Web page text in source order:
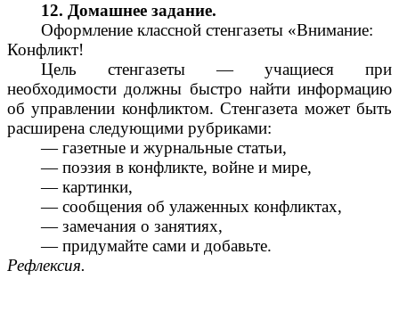
12. Домашнее задание.
Оформление классной стенгазеты «Внимание:
Конфликт!
Цель стенгазеты — учащиеся при
необходимости должны быстро найти информацию
об управлении конфликтом. Стенгазета может быть
расширена следующими рубриками:
— газетные и журнальные статьи,
— поэзия в конфликте, войне и мире,
— картинки,
— сообщения об улаженных конфликтах,
— замечания о занятиях,
— придумайте сами и добавьте.
Рефлексия.